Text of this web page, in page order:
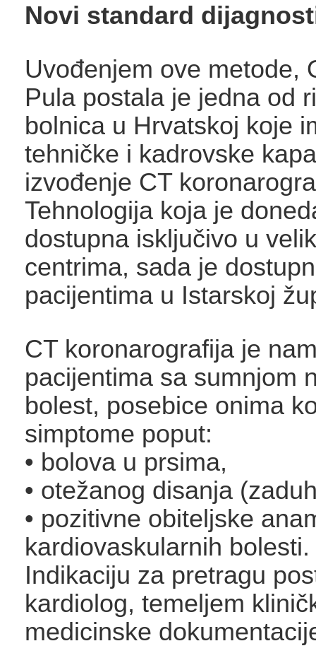
Novi standard
Uvođenjem ove metode,
Pula postala je jedna od
bolnica u Hrvatskoj koje
tehničke i kadrovske
izvođenje CT
Tehnologija koja je
dostupna isključivo u
centrima, sada je
pacijentima u Istarskoj
CT koronarografija je
pacijentima sa sumnjom
bolest, posebice onima
simptome poput:
• bolova u prsima,
• otežanog disanja
• pozitivne obiteljske
kardiovaskularnih bolesti.
Indikaciju za pretragu
kardiolog, temeljem
medicinske